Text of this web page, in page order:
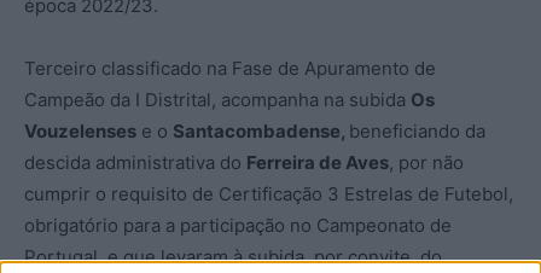
época 2022/23.
Terceiro classificado na Fase de Apuramento de
Campeão da I Distrital, acompanha na subida Os
Vouzelenses e o Santacombadense, beneficiando da
descida administrativa do Ferreira de Aves, por não
cumprir o requisito de Certificação 3 Estrelas de Futebol,
obrigatório para a participação no Campeonato de
Portugal, e que levaram à subida, por convite, do